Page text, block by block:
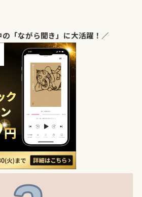
「ながら聞き」に大活躍！／